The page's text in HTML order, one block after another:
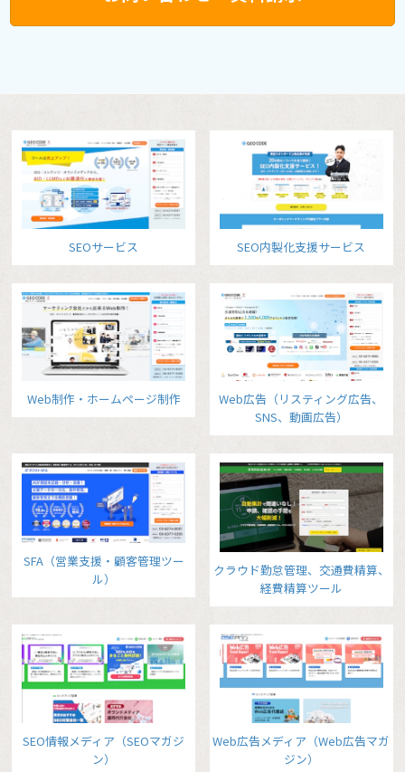
SEOサービス SEO内製化支援サービス
Web制作・ホームページ制作
Web広告（リスティング広告、
SNS、動画広告）
SFA（営業支援・顧客管理ツー
ル）
クラウド勤怠管理、交通費精算、
経費精算ツール
SEO情報メディア（SEOマガジ
ン）
Web広告メディア（Web広告マガ
ジン）